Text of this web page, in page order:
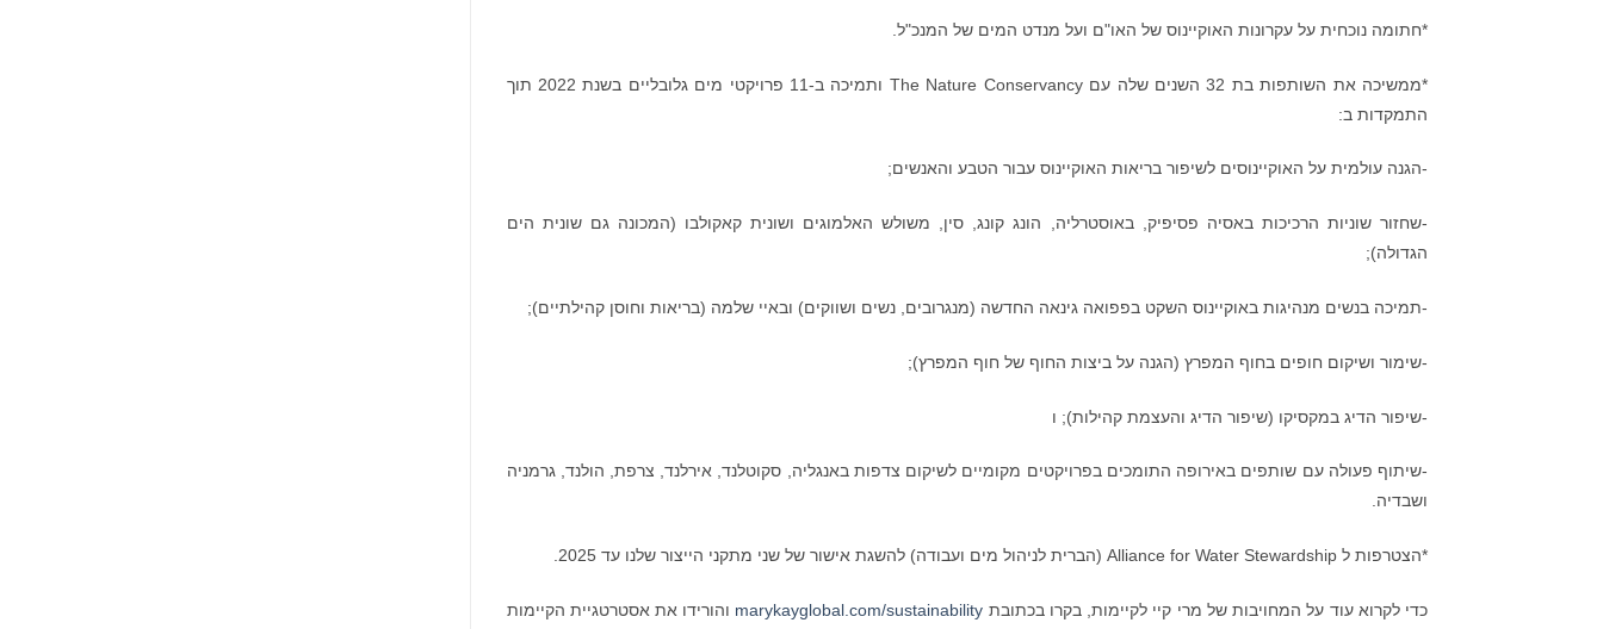
*חתומה נוכחית על עקרונות האוקיינוס ​​של האו"ם ועל מנדט המים של המנכ"ל.
*ממשיכה את השותפות בת 32 השנים שלה עם The Nature Conservancy ותמיכה ב-11 פרויקטי מים גלובליים בשנת 2022 תוך
התמקדות ב:
-הגנה עולמית על האוקיינוסים לשיפור בריאות האוקיינוס ​​עבור הטבע והאנשים;
-שחזור שוניות הרכיכות באסיה פסיפיק, באוסטרליה, הונג קונג, סין, משולש האלמוגים ושונית קאקולבו (המכונה גם שונית הים
הגדולה);
-תמיכה בנשים מנהיגות באוקיינוס ​​השקט בפפואה גינאה החדשה (מנגרובים, נשים ושווקים) ובאיי שלמה (בריאות וחוסן קהילתיים);
-שימור ושיקום חופים בחוף המפרץ (הגנה על ביצות החוף של חוף המפרץ);
-שיפור הדיג במקסיקו (שיפור הדיג והעצמת קהילות); ו
-שיתוף פעולה עם שותפים באירופה התומכים בפרויקטים מקומיים לשיקום צדפות באנגליה, סקוטלנד, אירלנד, צרפת, הולנד, גרמניה
ושבדיה.
*הצטרפות ל Alliance for Water Stewardship (הברית לניהול מים ועבודה) להשגת אישור של שני מתקני הייצור שלנו עד 2025.
כדי לקרוא עוד על המחויבות של מרי קיי לקיימות, בקרו בכתובת marykayglobal.com/sustainability והורידו את אסטרטגיית הקיימות